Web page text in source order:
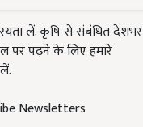
लें. कृषि से संबंधित देशभर
पर पढ़ने के लिए हमारे
Newsletters